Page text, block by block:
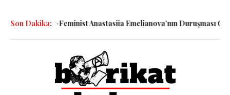
Son Dakika:
Karşıtı-Feminist Anastasiia Emelianova’nın Duruşması